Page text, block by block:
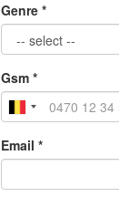
Genre *
Gsm *
Email *